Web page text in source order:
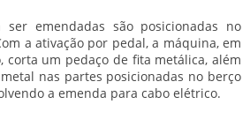
emendadas são posicionadas no
a ativação por pedal, a máquina, em
corta um pedaço de fita metálica, além
nas partes posicionadas no berço
a emenda para cabo elétrico.